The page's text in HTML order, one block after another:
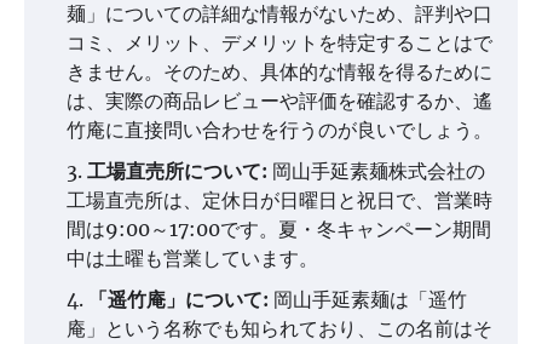
麺」についての詳細な情報がないため、評判や口
コミ、メリット、デメリットを特定することはで
きません。そのため、具体的な情報を得るために
は、実際の商品レビューや評価を確認するか、遙
竹庵に直接問い合わせを行うのが良いでしょう。
工場直売所について: 岡山手延素麺株式会社の
工場直売所は、定休日が日曜日と祝日で、営業時
間は9:00～17:00です。夏・冬キャンペーン期間
中は土曜も営業しています。
「遥竹庵」について: 岡山手延素麺は「遥竹
庵」という名称でも知られており、この名前はそ